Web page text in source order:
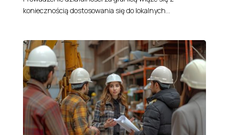
koniecznością dostosowania się do lokalnych...